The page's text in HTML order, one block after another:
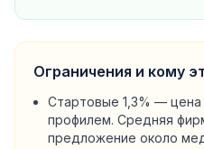
Ограничения и кому
Стартовые 1,3% — цена
профилем. Средняя
предложение около